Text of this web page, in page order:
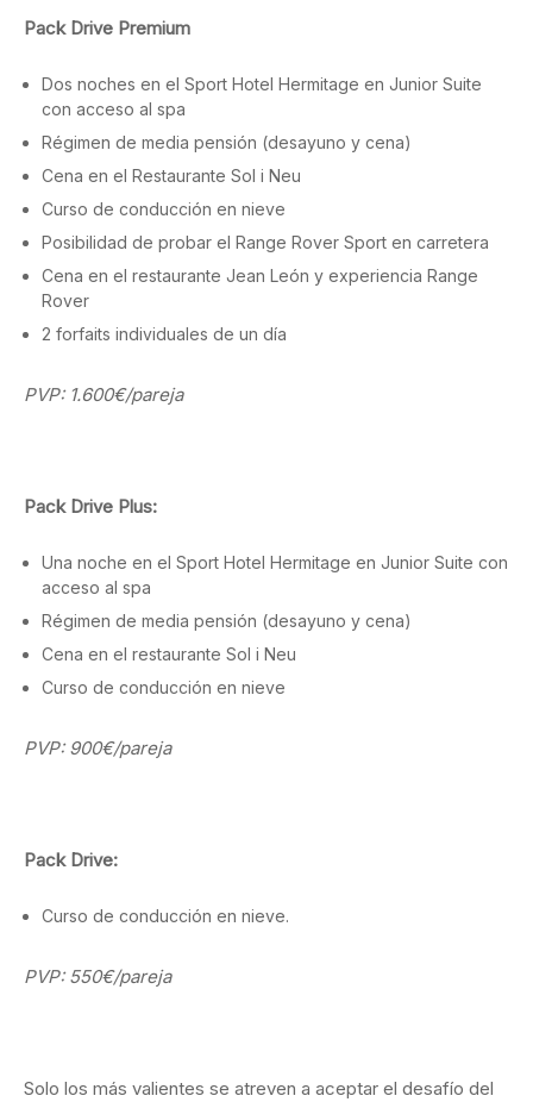
Pack Drive Premium
Dos noches en el Sport Hotel Hermitage en Junior Suite
con acceso al spa
Régimen de media pensión (desayuno y cena)
Cena en el Restaurante Sol i Neu
Curso de conducción en nieve
Posibilidad de probar el Range Rover Sport en carretera
Cena en el restaurante Jean León y experiencia Range
Rover
2 forfaits individuales de un día
PVP: 1.600€/pareja
Pack Drive Plus:
Una noche en el Sport Hotel Hermitage en Junior Suite con
acceso al spa
Régimen de media pensión (desayuno y cena)
Cena en el restaurante Sol i Neu
Curso de conducción en nieve
PVP: 900€/pareja
Pack Drive:
Curso de conducción en nieve.
PVP: 550€/pareja
Solo los más valientes se atreven a aceptar el desafío del